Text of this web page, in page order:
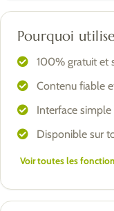
Pourquoi
100% gratuit et
Contenu fiable
Interface
Disponible sur
Voir toutes les